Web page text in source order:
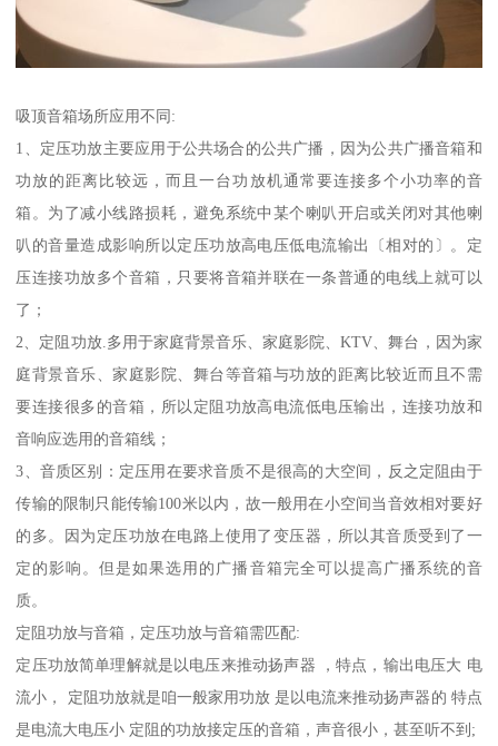
吸顶音箱场所应用不同:
1、定压功放主要应用于公共场合的公共广播，因为公共广播音箱和
功放的距离比较远，而且一台功放机通常要连接多个小功率的音
箱。为了减小线路损耗，避免系统中某个喇叭开启或关闭对其他喇
叭的音量造成影响所以定压功放高电压低电流输出〔相对的〕。定
压连接功放多个音箱，只要将音箱并联在一条普通的电线上就可以
了；
2、定阻功放.多用于家庭背景音乐、家庭影院、KTV、舞台，因为家
庭背景音乐、家庭影院、舞台等音箱与功放的距离比较近而且不需
要连接很多的音箱，所以定阻功放高电流低电压输出，连接功放和
音响应选用的音箱线；
3、音质区别：定压用在要求音质不是很高的大空间，反之定阻由于
传输的限制只能传输100米以内，故一般用在小空间当音效相对要好
的多。因为定压功放在电路上使用了变压器，所以其音质受到了一
定的影响。但是如果选用的广播音箱完全可以提高广播系统的音
质。
定阻功放与音箱，定压功放与音箱需匹配:
定压功放简单理解就是以电压来推动扬声器 ，特点，输出电压大 电
流小， 定阻功放就是咱一般家用功放 是以电流来推动扬声器的 特点
是电流大电压小 定阻的功放接定压的音箱，声音很小，甚至听不到;